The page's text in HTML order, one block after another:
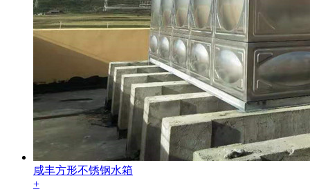
咸丰方形不锈钢水箱
+